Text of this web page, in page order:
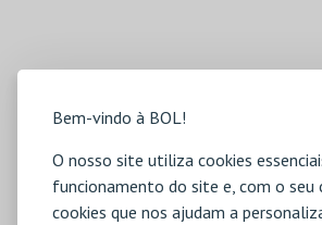
Bem-vindo à BOL!
O nosso site utiliza cookies
funcionamento do site e, com o seu
cookies que nos ajudam a